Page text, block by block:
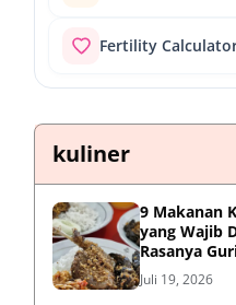
Fertility
kuliner
9 Makanan
yang Wajib
Rasanya
Nagih
Juli 19, 2026